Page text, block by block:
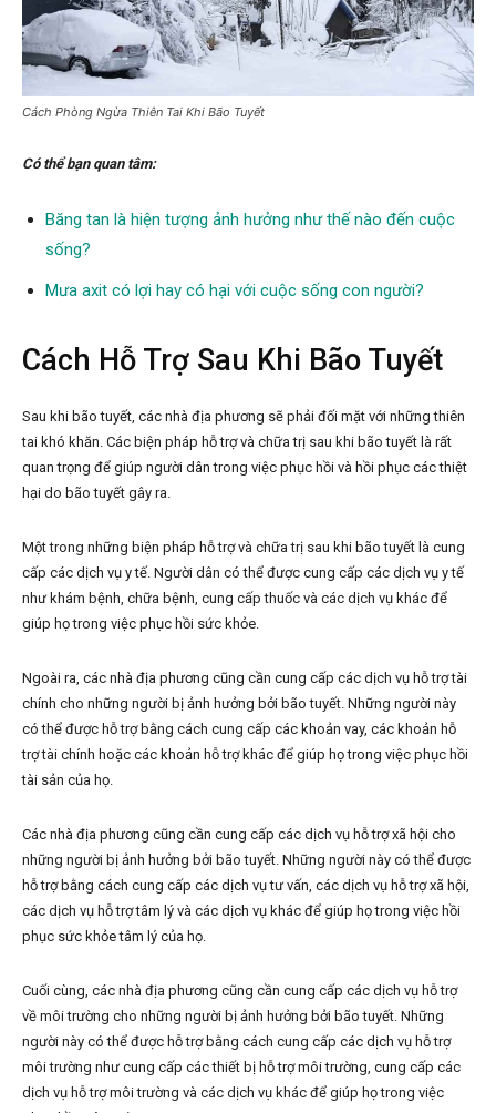
Cách Phòng Ngừa Thiên Tai Khi Bão Tuyết
Có thể bạn quan tâm:
Băng tan là hiện tượng ảnh hưởng như thế nào đến cuộc
sống?
Mưa axit có lợi hay có hại với cuộc sống con người?
Cách Hỗ Trợ Sau Khi Bão Tuyết
Sau khi bão tuyết, các nhà địa phương sẽ phải đối mặt với những thiên
tai khó khăn. Các biện pháp hỗ trợ và chữa trị sau khi bão tuyết là rất
quan trọng để giúp người dân trong việc phục hồi và hồi phục các thiệt
hại do bão tuyết gây ra.
Một trong những biện pháp hỗ trợ và chữa trị sau khi bão tuyết là cung
cấp các dịch vụ y tế. Người dân có thể được cung cấp các dịch vụ y tế
như khám bệnh, chữa bệnh, cung cấp thuốc và các dịch vụ khác để
giúp họ trong việc phục hồi sức khỏe.
Ngoài ra, các nhà địa phương cũng cần cung cấp các dịch vụ hỗ trợ tài
chính cho những người bị ảnh hưởng bởi bão tuyết. Những người này
có thể được hỗ trợ bằng cách cung cấp các khoản vay, các khoản hỗ
trợ tài chính hoặc các khoản hỗ trợ khác để giúp họ trong việc phục hồi
tài sản của họ.
Các nhà địa phương cũng cần cung cấp các dịch vụ hỗ trợ xã hội cho
những người bị ảnh hưởng bởi bão tuyết. Những người này có thể được
hỗ trợ bằng cách cung cấp các dịch vụ tư vấn, các dịch vụ hỗ trợ xã hội,
các dịch vụ hỗ trợ tâm lý và các dịch vụ khác để giúp họ trong việc hồi
phục sức khỏe tâm lý của họ.
Cuối cùng, các nhà địa phương cũng cần cung cấp các dịch vụ hỗ trợ
về môi trường cho những người bị ảnh hưởng bởi bão tuyết. Những
người này có thể được hỗ trợ bằng cách cung cấp các dịch vụ hỗ trợ
môi trường như cung cấp các thiết bị hỗ trợ môi trường, cung cấp các
dịch vụ hỗ trợ môi trường và các dịch vụ khác để giúp họ trong việc